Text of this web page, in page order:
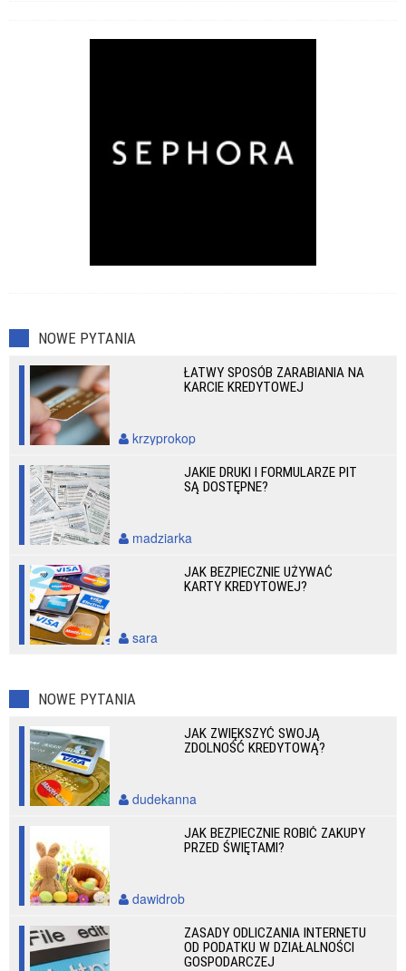
NOWE PYTANIA
ŁATWY SPOSÓB ZARABIANIA NA
KARCIE KREDYTOWEJ
krzyprokop
JAKIE DRUKI I FORMULARZE PIT
SĄ DOSTĘPNE?
madziarka
JAK BEZPIECZNIE UŻYWAĆ
KARTY KREDYTOWEJ?
sara
NOWE PYTANIA
JAK ZWIĘKSZYĆ SWOJĄ
ZDOLNOŚĆ KREDYTOWĄ?
dudekanna
JAK BEZPIECZNIE ROBIĆ ZAKUPY
PRZED ŚWIĘTAMI?
dawidrob
ZASADY ODLICZANIA INTERNETU
OD PODATKU W DZIAŁALNOŚCI
GOSPODARCZEJ